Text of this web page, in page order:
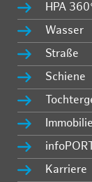
HPA
Wasser
Straße
Schiene
Karriere